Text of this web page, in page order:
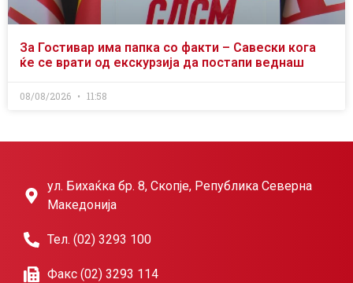
За Гостивар има папка со факти – Савески кога
ќе се врати од екскурзија да постапи веднаш
08/08/2026 11:58
ул. Бихаќка бр. 8, Скопје, Република Северна
Македонија
Тел. (02) 3293 100
Факс (02) 3293 114